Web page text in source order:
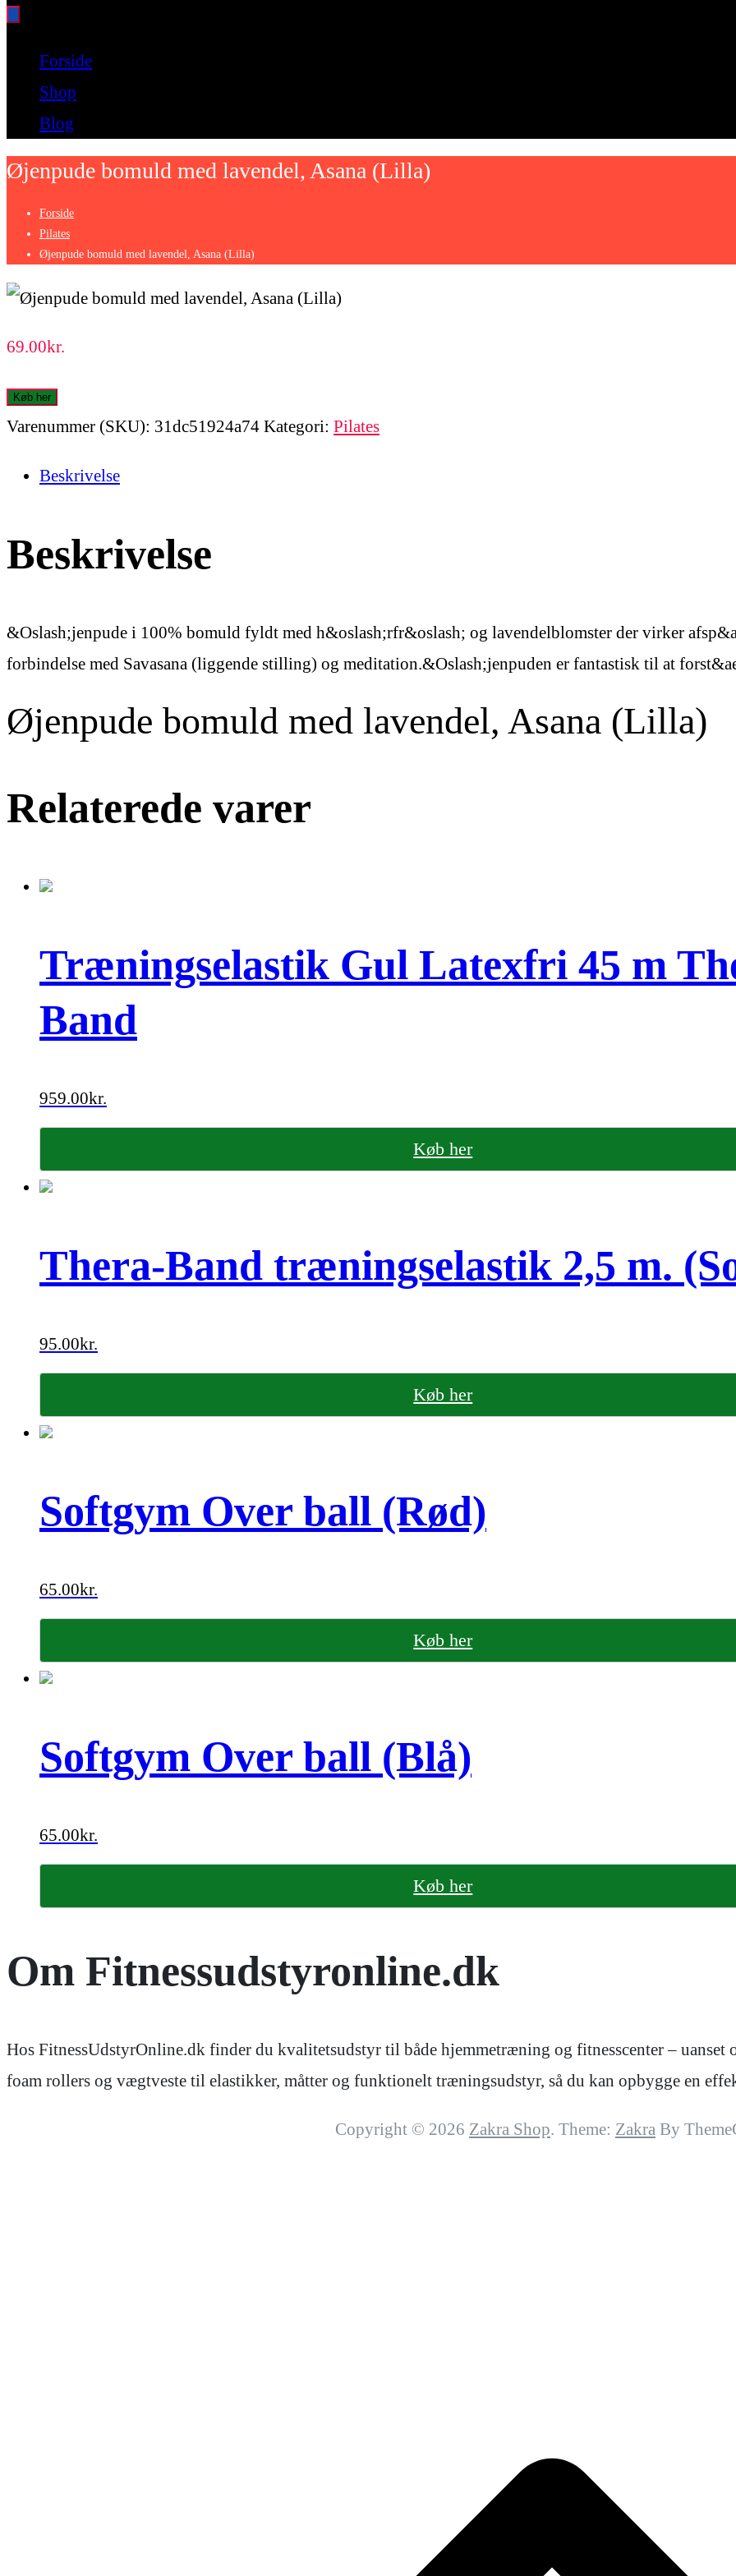
Forside
Shop
Blog
Øjenpude bomuld med lavendel, Asana (Lilla)
Forside
Pilates
Øjenpude bomuld med lavendel, Asana (Lilla)
69.00kr.
Køb her
Varenummer (SKU): 31dc51924a74 Kategori: Pilates
Beskrivelse
Beskrivelse
&Oslash;jenpude i 100% bomuld fyldt med h&oslash;rfr&oslash; og lavendelblomster der virker
forbindelse med Savasana (liggende stilling) og meditation.&Oslash;jenpuden er fantastisk til at
Øjenpude bomuld med lavendel, Asana (Lilla)
Relaterede varer
Træningselastik Gul Latexfri 45 m
Band
959.00kr.
Køb her
Thera-Band træningselastik 2,5 m.
95.00kr.
Køb her
Softgym Over ball (Rød)
65.00kr.
Køb her
Softgym Over ball (Blå)
65.00kr.
Køb her
Om Fitnessudstyronline.dk
Hos FitnessUdstyrOnline.dk finder du kvalitetsudstyr til både hjemmetræning og fitnesscenter –
foam rollers og vægtveste til elastikker, måtter og funktionelt træningsudstyr, så du kan opbygge en
Copyright © 2026 Zakra Shop. Theme: Zakra By